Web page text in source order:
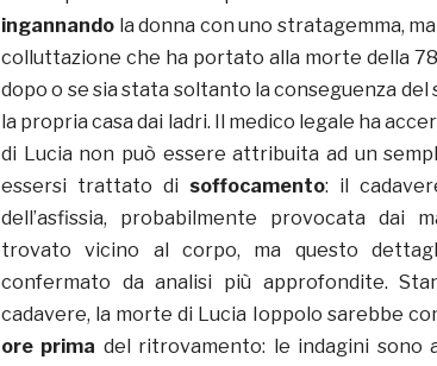
ingannando la donna con uno stratagemma,
colluttazione che ha portato alla morte della
dopo o se sia stata soltanto la conseguenza
la propria casa dai ladri. Il medico legale ha
di Lucia non può essere attribuita ad un
essersi trattato di soffocamento: il
dell’asfissia, probabilmente provocata dai
trovato vicino al corpo, ma questo
confermato da analisi più approfondite.
cadavere, la morte di Lucia Ioppolo sarebbe
ore prima del ritrovamento: le indagini sono